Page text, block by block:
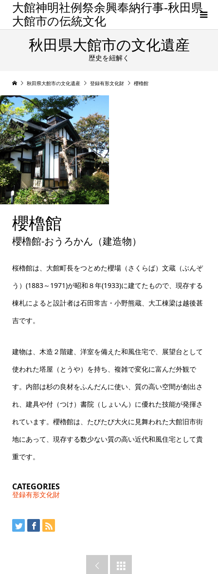
大館神明社例祭余興奉納行事-秋田県
大館市の伝統文化
秋田県大館市の文化遺産
歴史を紐解く
秋田県大館市の文化遺産 登録有形文化財 櫻櫓館
櫻櫓館
櫻櫓館
櫻櫓館-おうろかん（建造物）
桜櫓館は、大館町長をつとめた櫻場（さくらば）文蔵（ぶんぞ
う）(1883～1971)が昭和８年(1933)に建てたもので、現存する
棟札によると設計者は石田常吉・小野熊蔵、大工棟梁は越後甚
吉です。
建物は、木造２階建、洋室を備えた和風住宅で、展望台として
使われた塔屋（とうや）を持ち、複雑で変化に富んだ外観で
す。内部は杉の良材をふんだんに使い、質の高い空間が創出さ
れ、建具や付（つけ）書院（しょいん）に優れた技能が発揮さ
れています。櫻櫓館は、たびたび大火に見舞われた大館旧市街
地にあって、現存する数少ない質の高い近代和風住宅として貴
重です。
CATEGORIES
登録有形文化財
 